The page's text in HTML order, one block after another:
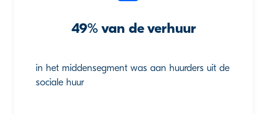
49% van de verhuur
in het middensegment was aan huurders uit de
sociale huur